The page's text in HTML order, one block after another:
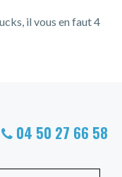
il vous en faut 4
04 50 27 66 58